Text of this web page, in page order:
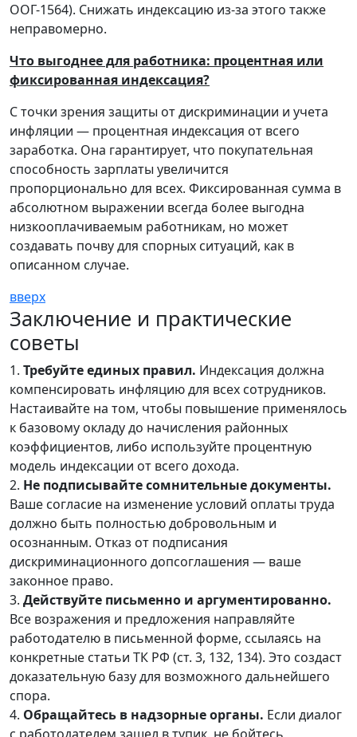
ООГ-1564). Снижать индексацию из-за этого также
неправомерно.
Что выгоднее для работника: процентная или
фиксированная индексация?
С точки зрения защиты от дискриминации и учета
инфляции — процентная индексация от всего
заработка. Она гарантирует, что покупательная
способность зарплаты увеличится
пропорционально для всех. Фиксированная сумма в
абсолютном выражении всегда более выгодна
низкооплачиваемым работникам, но может
создавать почву для спорных ситуаций, как в
описанном случае.
вверх
Заключение и практические
советы
1. Требуйте единых правил. Индексация должна
компенсировать инфляцию для всех сотрудников.
Настаивайте на том, чтобы повышение применялось
к базовому окладу до начисления районных
коэффициентов, либо используйте процентную
модель индексации от всего дохода.
2. Не подписывайте сомнительные документы.
Ваше согласие на изменение условий оплаты труда
должно быть полностью добровольным и
осознанным. Отказ от подписания
дискриминационного допсоглашения — ваше
законное право.
3. Действуйте письменно и аргументированно.
Все возражения и предложения направляйте
работодателю в письменной форме, ссылаясь на
конкретные статьи ТК РФ (ст. 3, 132, 134). Это создаст
доказательную базу для возможного дальнейшего
спора.
4. Обращайтесь в надзорные органы. Если диалог